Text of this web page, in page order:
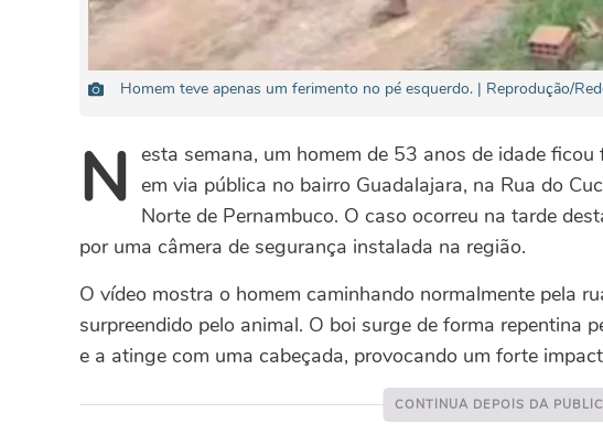
Homem teve apenas um ferimento no pé esquerdo. | Reprodução/
Nesta semana, um homem de 53 anos de idade
em via pública no bairro Guadalajara, na Rua do
Norte de Pernambuco. O caso ocorreu na tarde
por uma câmera de segurança instalada na região.
O vídeo mostra o homem caminhando normalmente pela
surpreendido pelo animal. O boi surge de forma repentina
e a atinge com uma cabeçada, provocando um forte